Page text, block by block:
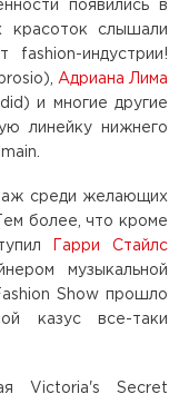
появились в
красоток слышали
индустрии!
Адриана Лима
и многие другие
линейку нижнего
среди желающих
более, что кроме
Гарри Стайлс
музыкальной
Show прошло
казус все-таки
Victoria's Secret